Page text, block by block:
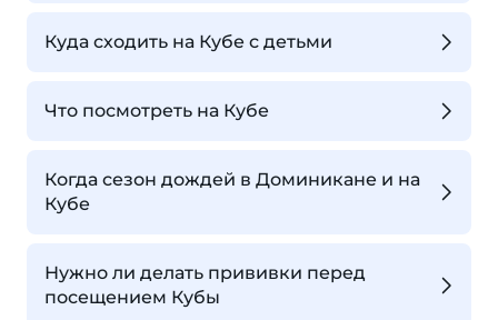
Куда сходить на Кубе с детьми
Что посмотреть на Кубе
Когда сезон дождей в Доминикане и на
Кубе
Нужно ли делать прививки перед
посещением Кубы